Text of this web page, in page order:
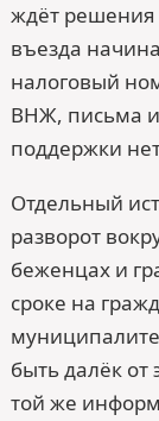
ждёт решения
въезда
налоговый
ВНЖ, письма
поддержки
Отдельный
разворот
беженцах и
сроке на
быть далёк от
той же